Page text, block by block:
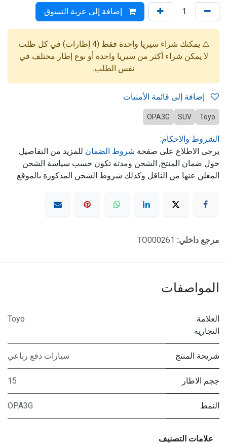
إضافة إلى عربة التسوق
⚠️ يمكنك شراء سيريا واحدة فقط (4 إطارات) في كل طلب.
لا يمكن شراء أكثر من سيريا واحدة أو نوع إطار مختلف في
نفس الطلب.
Toyo
SUV
OPA3G
الشروط والاحكام:
يرجى الاطلاع على صفحة شروط الضمان للمزيد من التفاصيل
حول ضمان المنتج, الشحن ومدته تكون حسب سياسة الشحن
المعلن عنها من الناقل وكذلك شروط الشحن المذكورة بالموقع.
مرجع داخلي: TO000261
المواصفات
العلامة
التجارية
Toyo
شريحة المنتج سيارات دفع رباعي
ججم الاطار 15
النمط OPA3G
علامات التصنيف